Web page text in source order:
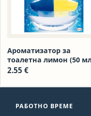
Ароматизатор за
тоалетна лимон (50
Bref Duo Aktiv
2.55 €
РАБОТНО ВРЕМЕ